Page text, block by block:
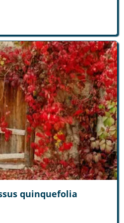
quinquefolia